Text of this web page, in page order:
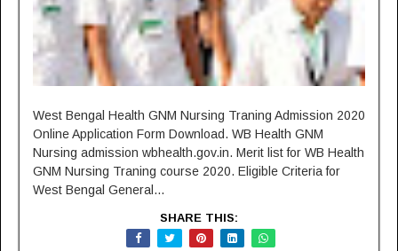
West Bengal Health GNM Nursing Traning Admission 2020
Online Application Form Download. WB Health GNM
Nursing admission wbhealth.gov.in. Merit list for WB Health
GNM Nursing Traning course 2020. Eligible Criteria for
West Bengal General...
SHARE THIS: